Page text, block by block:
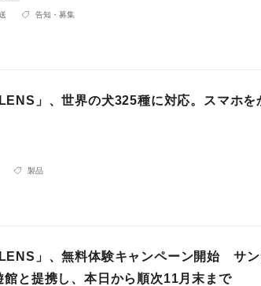
告知・募集
」、世界の犬325種に対応。スマホを
製品
」、無料体験キャンペーン開始 サン
と提携し、本日から順次11月末まで